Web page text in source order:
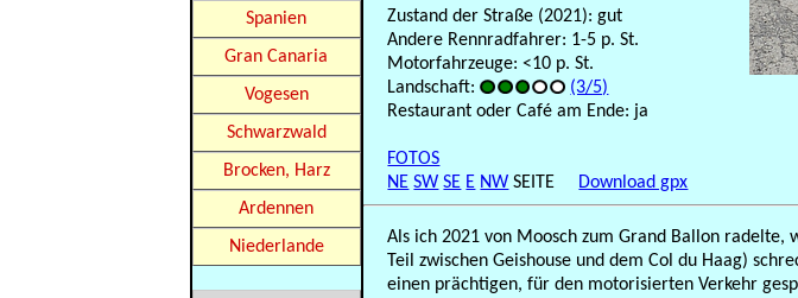
Spanien
Gran Canaria
Vogesen
Schwarzwald
Brocken, Harz
Ardennen
Niederlande
Zustand der Straße (2021): gut
Andere Rennradfahrer: 1-5 p. St.
Motorfahrzeuge: <10 p. St.
Landschaft:
(3/5)
Restaurant oder Café am Ende: ja
FOTOS
NE SW SE E NW SEITE Download gpx
Als ich 2021 von Moosch zum Grand Ballon radelte,
Teil zwischen Geishouse und dem Col du Haag)
einen prächtigen, für den motorisierten Verkehr